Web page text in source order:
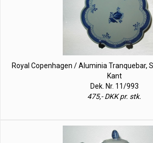
Royal Copenhagen / Aluminia Tranquebar,
Kant
Dek. Nr. 11/993
475,- DKK pr. stk.